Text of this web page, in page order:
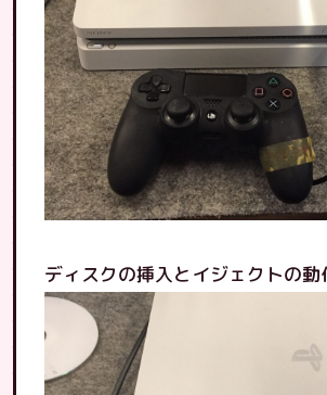
ディスクの挿入とイジェクトの動